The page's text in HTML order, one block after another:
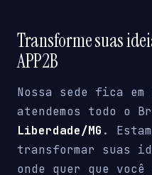
Transforme suas
APP2B
Nossa sede fica
atendemos todo o
Liberdade/MG .
transformar suas
onde quer que